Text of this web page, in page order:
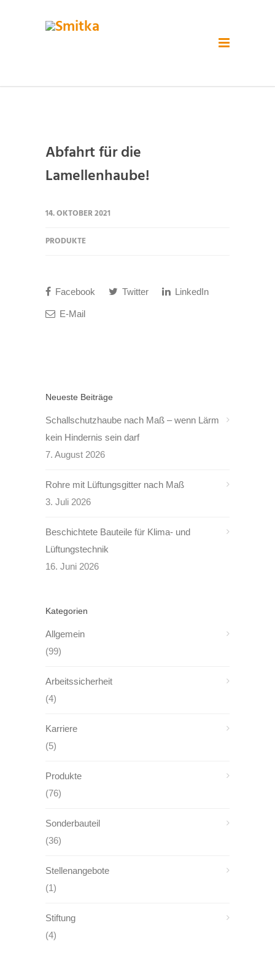
Abfahrt für die
Lamellenhaube!
14. OKTOBER 2021
PRODUKTE
Facebook Twitter LinkedIn
E-Mail
Neueste Beiträge
Schallschutzhaube nach Maß – wenn Lärm
kein Hindernis sein darf
7. August 2026
Rohre mit Lüftungsgitter nach Maß
3. Juli 2026
Beschichtete Bauteile für Klima- und
Lüftungstechnik
16. Juni 2026
Kategorien
Allgemein
(99)
Arbeitssicherheit
(4)
Karriere
(5)
Produkte
(76)
Sonderbauteil
(36)
Stellenangebote
(1)
Stiftung
(4)